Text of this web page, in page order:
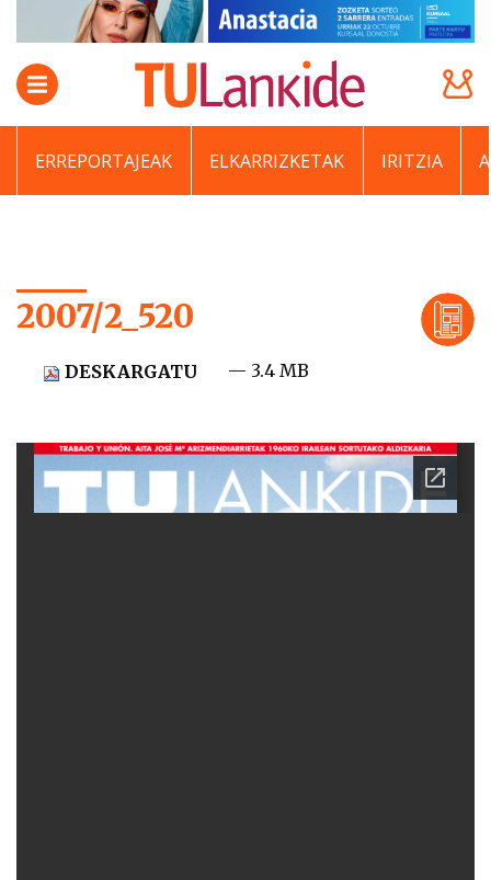
ERREPORTAJEAK ELKARRIZKETAK IRITZIA
2007/2_520
DESKARGATU — 3.4 MB